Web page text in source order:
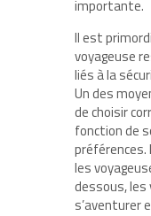
importante.
Il est
voyageuse
liés à la
Un des
de choisir
fonction de
préférences.
les
dessous, les
s’aventurer